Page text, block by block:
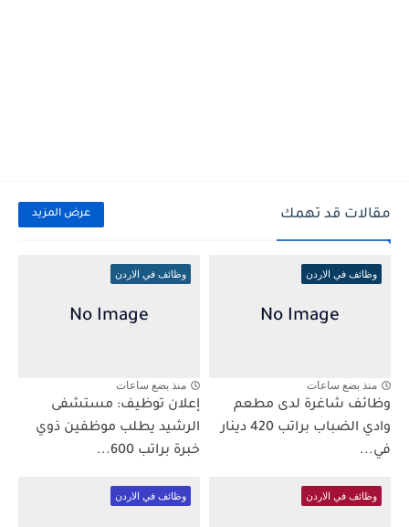
مقالات قد تهمك عرض المزيد
وظائف في الاردن
منذ بضع ساعات
وظائف شاغرة لدى مطعم
وادي الضباب براتب 420 دينار
في...
وظائف في الاردن
منذ بضع ساعات
إعلان توظيف: مستشفى
الرشيد يطلب موظفين ذوي
خبرة براتب 600...
وظائف في الاردن وظائف في الاردن